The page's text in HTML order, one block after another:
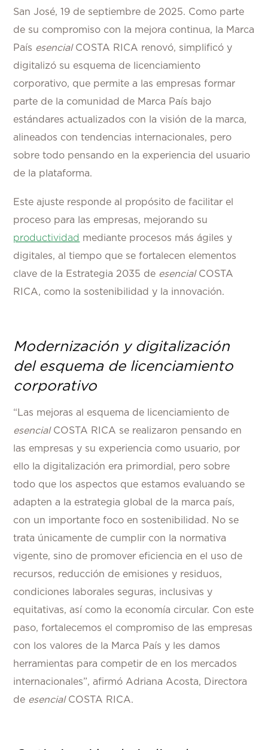
San José, 19 de septiembre de 2025. Como parte
de su compromiso con la mejora continua, la Marca
País esencialCOSTA RICA renovó, simplificó y
digitalizó su esquema de licenciamiento
corporativo, que permite a las empresas formar
parte de la comunidad de Marca País bajo
estándares actualizados con la visión de la marca,
alineados con tendencias internacionales, pero
sobre todo pensando en la experiencia del usuario
de la plataforma.
Este ajuste responde al propósito de facilitar el
proceso para las empresas, mejorando su
productividad mediante procesos más ágiles y
digitales, al tiempo que se fortalecen elementos
clave de la Estrategia 2035 de esencialCOSTA
RICA, como la sostenibilidad y la innovación.
Modernización y digitalización
del esquema de licenciamiento
corporativo
“Las mejoras al esquema de licenciamiento de
esencialCOSTA RICA se realizaron pensando en
las empresas y su experiencia como usuario, por
ello la digitalización era primordial, pero sobre
todo que los aspectos que estamos evaluando se
adapten a la estrategia global de la marca país,
con un importante foco en sostenibilidad. No se
trata únicamente de cumplir con la normativa
vigente, sino de promover eficiencia en el uso de
recursos, reducción de emisiones y residuos,
condiciones laborales seguras, inclusivas y
equitativas, así como la economía circular. Con este
paso, fortalecemos el compromiso de las empresas
con los valores de la Marca País y les damos
herramientas para competir de en los mercados
internacionales”, afirmó Adriana Acosta, Directora
de esencialCOSTA RICA.